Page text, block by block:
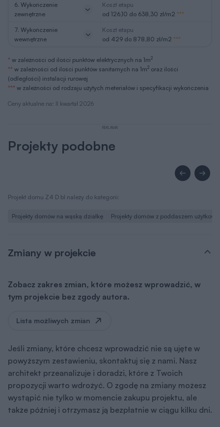
Ceny aktualne na: II kwartał 2026
6. Wykończenie
zewnętrzne
Koszt etapu
od 126,10 do 638,30 zł/m2 ***
7. Wykończenie
wewnętrzne
Koszt etapu
od 429 do 878,80 zł/m2 ***
* w zależności od ilości punktów elektrycznych na 1m2
** w zależności od ilości punktów sanitarnych na 1m2 oraz ilości
(odległości) instalacji rurowej
*** w zależności od rodzaju użytych meteriałów i specyfikacji wykończenia
REKLAMA
Projekty podobne
Projekt domu Z4 D bl należy do kategorii:
Projekty domów na wąską działkę Projekty domów z poddaszem
Zmiany w projekcie
Zobacz zakres zmian, które możesz wprowadzić, w
tym projekcie bez zgody autora.
Lista możliwych zmian
Jeśli zmiany, które chcesz wprowadzić nie są ujęte w
powyższym zestawieniu, skontaktuj się z nami. Nasz
architekt przeanalizuje i doradzi, które z Twoich
propozycji warto wdrożyć. O zgodę na zmiany możesz
wystąpić nie tylko w momencie zakupu projektu, ale
także później i otrzymasz ją bezpłatnie w ciągu kilku dni.